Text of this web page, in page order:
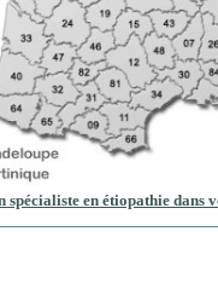
spécialiste en étiopathie dans